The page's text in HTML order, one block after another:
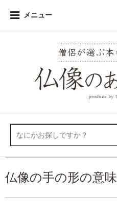
メニュー
仏像の手の形の意味